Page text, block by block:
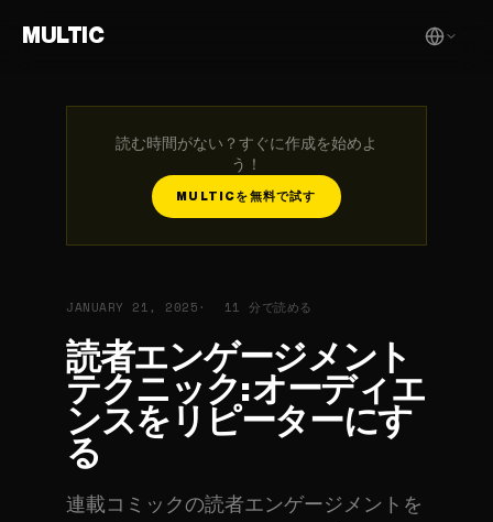
MULTIC
読む時間がない？すぐに作成を始めよ
う！
MULTICを無料で試す
JANUARY 21, 2025 11 分で読める
読者エンゲージメント
テクニック: オーディエ
ンスをリピーターにす
る
連載コミックの読者エンゲージメントを